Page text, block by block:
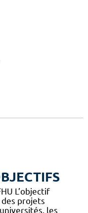
L’objectif
projets
les